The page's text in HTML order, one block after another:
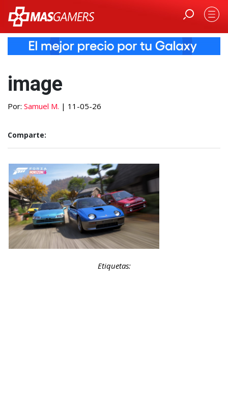
image
Por: Samuel M. | 11-05-26
Comparte:
Etiquetas: